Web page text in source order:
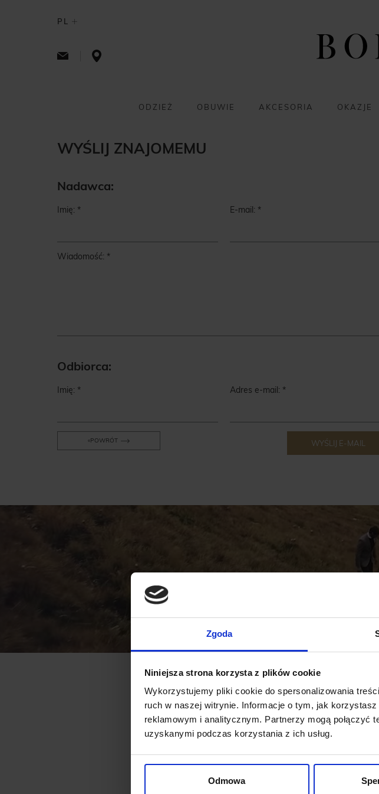
Zgoda
Niniejsza strona korzysta z plików cookie
Wykorzystujemy pliki cookie do spersonalizowania
ruch w naszej witrynie. Informacje o tym, jak
reklamowym i analitycznym. Partnerzy mogą połączyć
uzyskanymi podczas korzystania z ich usług.
Odmowa
PL
ODZIEŻ OBUWIE AKCESORIA OKAZJE
WYŚLIJ ZNAJOMEMU
Nadawca:
Imię: E-mail:
Wiadomość:
Odbiorca:
Imię: Adres e-mail:
WYŚLIJ E-MAIL
«POWRÓT